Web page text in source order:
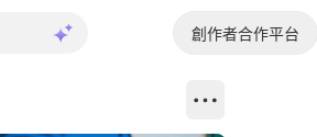
創作者合作平台